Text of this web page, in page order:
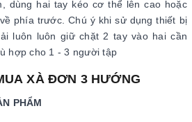
dùng hai tay kéo cơ thể lên cao hoặc
phía trước. Chú ý khi sử dụng thiết bị
luôn luôn giữ chặt 2 tay vào hai cần
hợp cho 1 - 3 người tập
XÀ ĐƠN 3 HƯỚNG
PHẨM